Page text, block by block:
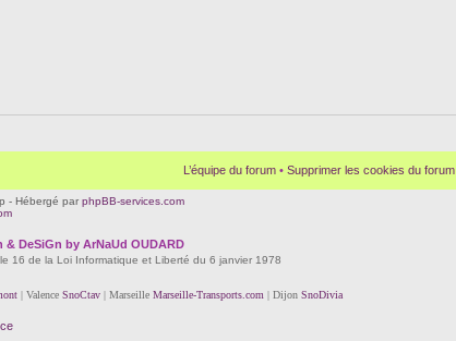
L’équipe du forum • Supprimer les cookies du forum
- Hébergé par phpBB-services.com
DeSiGn by ArNaUd OUDARD
16 de la Loi Informatique et Liberté du 6 janvier 1978
| Valence SnoCtav| Marseille Marseille-Transports.com | Dijon SnoDivia